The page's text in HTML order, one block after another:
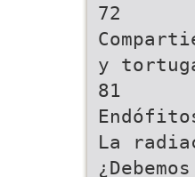
72
y
81
La